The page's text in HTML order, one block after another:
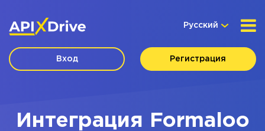
Русский
Вход Регистрация
Интеграция Formaloo